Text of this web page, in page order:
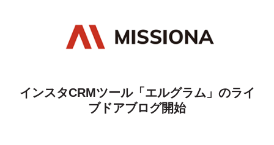
インスタCRMツール「エルグラム」のライ
ブドアブログ開始